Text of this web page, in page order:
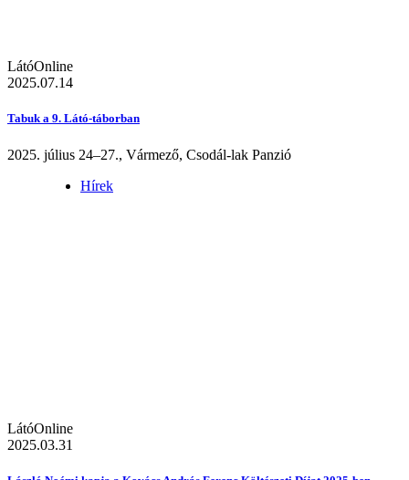
LátóOnline
2025.07.14
Tabuk a 9. Látó-táborban
2025. július 24–27., Vármező, Csodál-lak Panzió
Hírek
LátóOnline
2025.03.31